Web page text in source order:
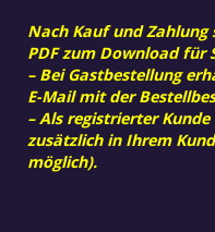
Nach Kauf und
PDF zum Download für
– Bei Gastbestellung
E-Mail mit der
– Als registrierter
zusätzlich in Ihrem
möglich).